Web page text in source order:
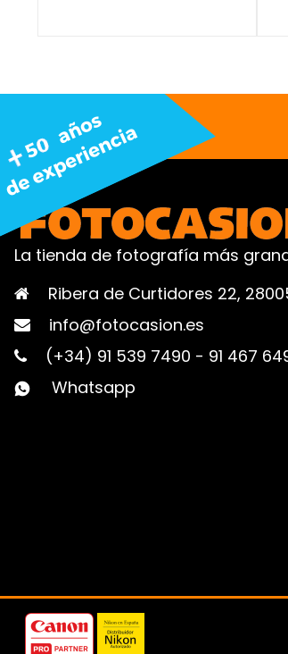
La tienda de fotografía más
Ribera de Curtidores 22,
info@fotocasion.es
(+34) 91 539 7490 - 91 467
Whatsapp